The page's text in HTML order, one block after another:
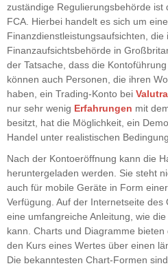
zuständige Regulierungsbehörde ist
FCA. Hierbei handelt es sich um
Finanzdienstleistungsaufsichten, die
Finanzaufsichtsbehörde in
der Tatsache, dass die
können auch Personen, die ihren
haben, ein Trading-Konto bei
nur sehr wenig Erfahrungen mit
besitzt, hat die Möglichkeit, ein
Handel unter realistischen
Nach der Kontoeröffnung kann die
heruntergeladen werden. Sie steht
auch für mobile Geräte in Form
Verfügung. Auf der Internetseite des
eine umfangreiche Anleitung, wie
kann. Charts und Diagramme bieten
den Kurs eines Wertes über einen
Die bekanntesten Chart-Formen